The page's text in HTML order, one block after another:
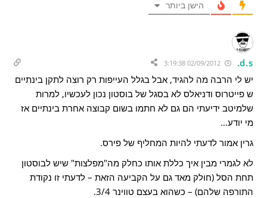
הישן ביותר
d.s.
02/09/2012 3:19:38
יש לי הרבה מה להגיד, אבל בגלל העייפות רק רוצה לתקן בינתיים
ש פייטרוס ודניאלס לא בסגל של בוסטון נכון לעכשיו, למרות
שלמיטב ידיעתי הם גם לא חתמו בשום קבוצה אחרת בינתיים אז
מי יודע…
גרין אמור לדעתי להיות המחליף של פירס.
לא לגמרי מבין איך כללת אותו כחלק מה"מפלצות" שיש לבוסטון
תחת הסל (חולק מאד גם על הקביעה הזאת – לדעתי זו נקודת
התורפה שלהם) – כשהוא בעצם טווינר 3/4.